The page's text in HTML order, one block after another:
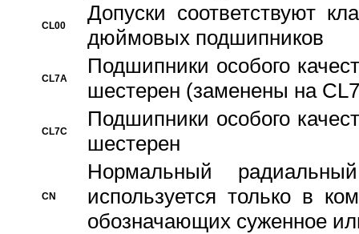
CL00
Допуски соответствуют
дюймовых подшипников
CL7A
Подшипники особого
шестерен (заменены на
CL7C
Подшипники особого
шестерен
CN
Hормальный
используется только в
обозначающих суженное